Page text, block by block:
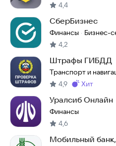
4,4
СберБизнес
Финансы · Бизнес-
4,2
Штрафы ГИБДД
Транспорт и
4,9 Метка
хит
Уралсиб Онлайн
Финансы
4,6
Мобильный